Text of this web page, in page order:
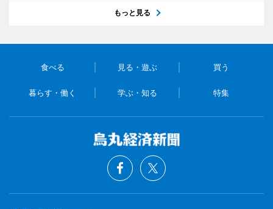
もっと見る
食べる 見る・遊ぶ 買う
暮らす・働く 学ぶ・知る 特集